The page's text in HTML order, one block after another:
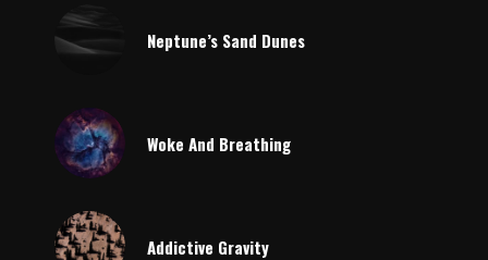
Neptune’s Sand Dunes
Woke And Breathing
Addictive Gravity